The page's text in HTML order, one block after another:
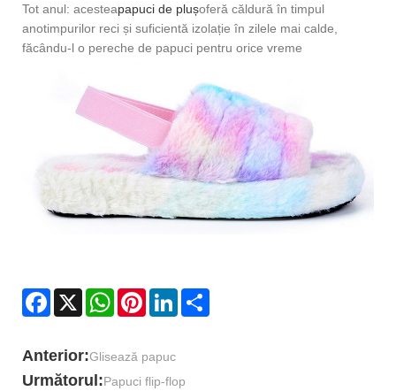
Tot anul: acesteapapuci de plușoferă căldură în timpul
anotimpurilor reci și suficientă izolație în zilele mai calde,
făcându-l o pereche de papuci pentru orice vreme
Facebook
X WhatsAppPinterestLinkedIn
Anterior:Glisează papuc
Următorul:Papuci flip-flop